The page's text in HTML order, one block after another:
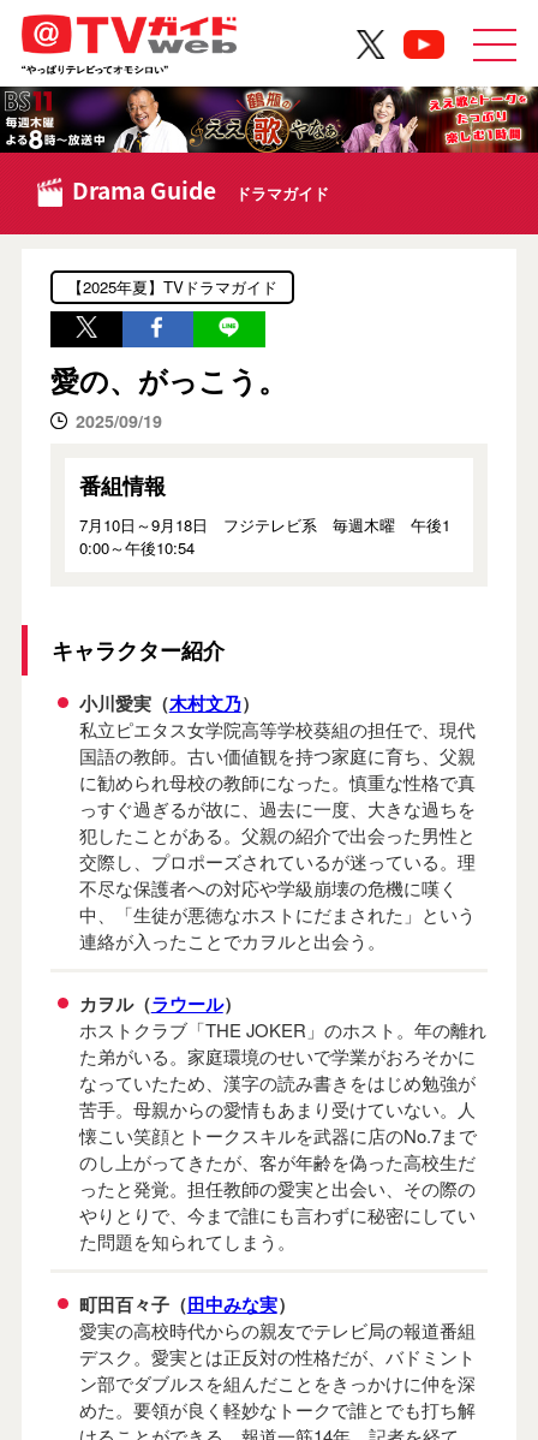
Drama Guide ドラマガイド
【2025年夏】TVドラマガイド
愛の、がっこう。
2025/09/19
番組情報
7月10日～9月18日 フジテレビ系 毎週木曜 午後1
0:00～午後10:54
キャラクター紹介
小川愛実（木村文乃）
私立ピエタス女学院高等学校葵組の担任で、現代
国語の教師。古い価値観を持つ家庭に育ち、父親
に勧められ母校の教師になった。慎重な性格で真
っすぐ過ぎるが故に、過去に一度、大きな過ちを
犯したことがある。父親の紹介で出会った男性と
交際し、プロポーズされているが迷っている。理
不尽な保護者への対応や学級崩壊の危機に嘆く
中、「生徒が悪徳なホストにだまされた」という
連絡が入ったことでカヲルと出会う。
カヲル（ラウール）
ホストクラブ「THE JOKER」のホスト。年の離れ
た弟がいる。家庭環境のせいで学業がおろそかに
なっていたため、漢字の読み書きをはじめ勉強が
苦手。母親からの愛情もあまり受けていない。人
懐こい笑顔とトークスキルを武器に店のNo.7まで
のし上がってきたが、客が年齢を偽った高校生だ
ったと発覚。担任教師の愛実と出会い、その際の
やりとりで、今まで誰にも言わずに秘密にしてい
た問題を知られてしまう。
町田百々子（田中みな実）
愛実の高校時代からの親友でテレビ局の報道番組
デスク。愛実とは正反対の性格だが、バドミント
ン部でダブルスを組んだことをきっかけに仲を深
めた。要領が良く軽妙なトークで誰とでも打ち解